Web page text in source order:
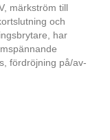
märkström till
och
har
fördröjning på/av-